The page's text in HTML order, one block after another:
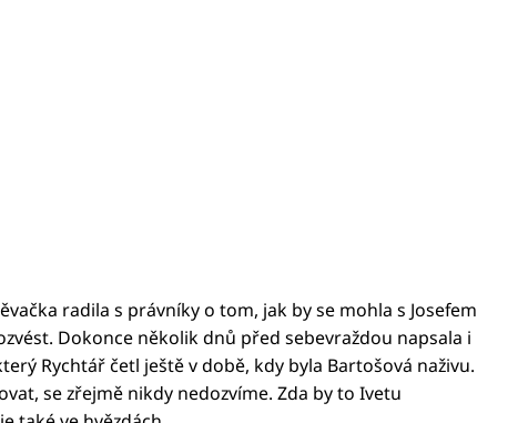
radila s právníky o tom, jak by se mohla s Josefem
Dokonce několik dnů před sebevraždou napsala i
Rychtář četl ještě v době, kdy byla Bartošová naživu.
se zřejmě nikdy nedozvíme. Zda by to Ivetu